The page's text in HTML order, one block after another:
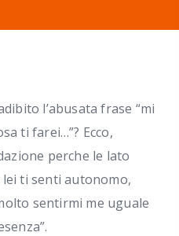
l’abusata frase “mi
ti farei…”? Ecco,
perche le lato
ti senti autonomo,
sentirmi me uguale